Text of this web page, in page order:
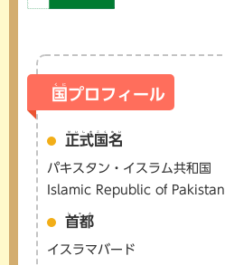
国
くに
プロフィール
正式国名
せいしきこくめい
パキスタン・イスラム共和国
Islamic Republic of Pakistan
首都
しゅと
イスラマバード